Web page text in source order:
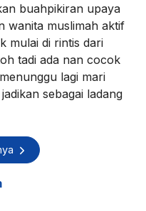
buahpikiran upaya
wanita muslimah aktif
mulai di rintis dari
tadi ada nan cocok
lagi mari
sebagai ladang